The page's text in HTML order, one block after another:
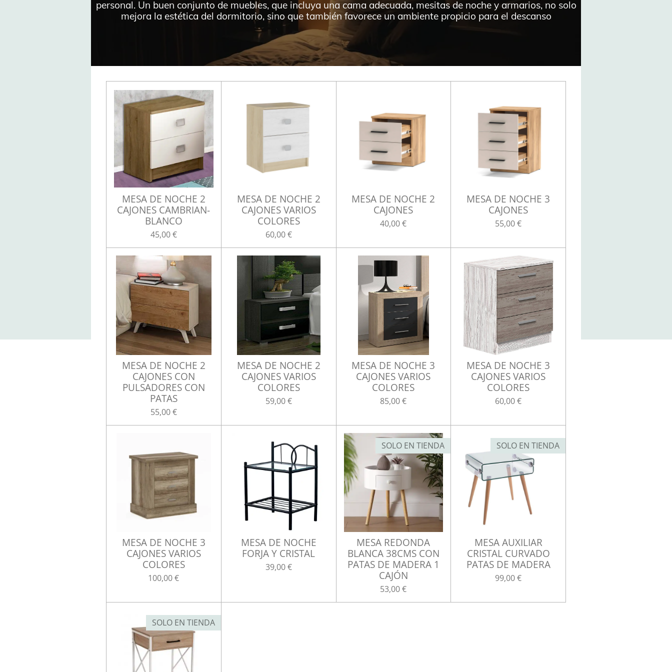
personal. Un buen conjunto de muebles, que incluya una cama adecuada, mesitas de noche y armarios, no solo
mejora la estética del dormitorio, sino que también favorece un ambiente propicio para el descanso
MESA DE NOCHE 2
CAJONES CAMBRIAN-
BLANCO
45,00 €
MESA DE NOCHE 2
CAJONES VARIOS
COLORES
60,00 €
MESA DE NOCHE 2
CAJONES
40,00 €
MESA DE NOCHE 3
CAJONES
55,00 €
MESA DE NOCHE 2
CAJONES CON
PULSADORES CON
PATAS
55,00 €
MESA DE NOCHE 2
CAJONES VARIOS
COLORES
59,00 €
MESA DE NOCHE 3
CAJONES VARIOS
COLORES
85,00 €
MESA DE NOCHE 3
CAJONES VARIOS
COLORES
60,00 €
MESA DE NOCHE 3
CAJONES VARIOS
COLORES
100,00 €
MESA DE NOCHE
FORJA Y CRISTAL
39,00 €
SOLO EN TIENDA
MESA REDONDA
BLANCA 38CMS CON
PATAS DE MADERA 1
CAJÓN
53,00 €
SOLO EN TIENDA
MESA AUXILIAR
CRISTAL CURVADO
PATAS DE MADERA
99,00 €
SOLO EN TIENDA